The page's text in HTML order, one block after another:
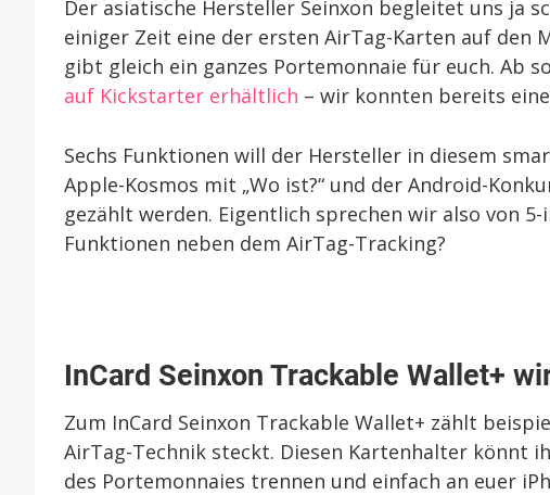
Der asiatische Hersteller Seinxon begleitet uns ja
einiger Zeit eine der ersten AirTag-Karten auf den
gibt gleich ein ganzes Portemonnaie für euch. Ab
auf Kickstarter erhältlich – wir konnten bereits
Sechs Funktionen will der Hersteller in diesem
Apple-Kosmos mit „Wo ist?“ und der Android-
gezählt werden. Eigentlich sprechen wir also von
Funktionen neben dem AirTag-Tracking?
InCard Seinxon Trackable Wallet+
Zum InCard Seinxon Trackable Wallet+ zählt
AirTag-Technik steckt. Diesen Kartenhalter könnt
des Portemonnaies trennen und einfach an euer